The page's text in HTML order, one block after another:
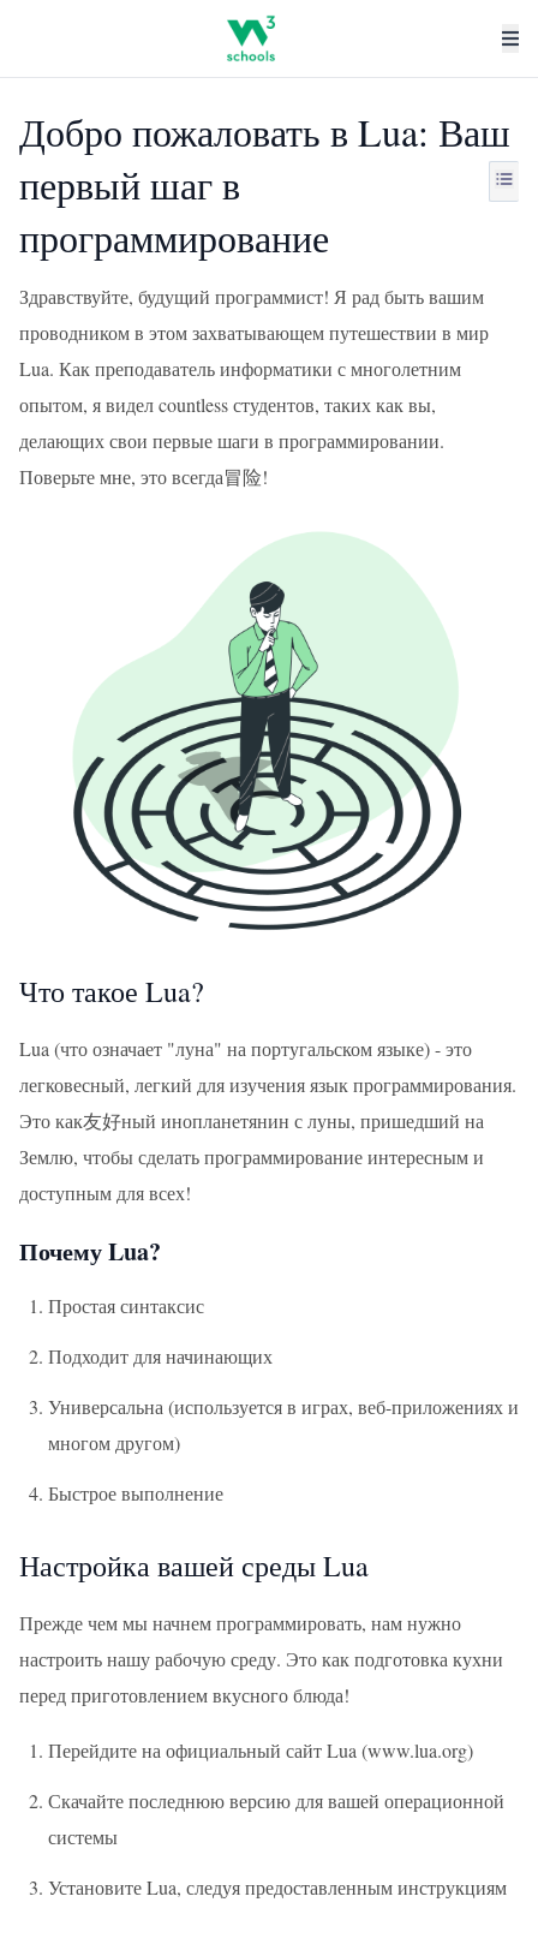
Добро пожаловать в Lua: Ваш
первый шаг в
программирование
Здравствуйте, будущий программист! Я рад быть вашим
проводником в этом захватывающем путешествии в мир
Lua. Как преподаватель информатики с многолетним
опытом, я видел countless студентов, таких как вы,
делающих свои первые шаги в программировании.
Поверьте мне, это всегда冒险!
Что такое Lua?
Lua (что означает "луна" на португальском языке) - это
легковесный, легкий для изучения язык программирования.
Это как友好ный инопланетянин с луны, пришедший на
Землю, чтобы сделать программирование интересным и
доступным для всех!
Почему Lua?
Простая синтаксис
Подходит для начинающих
Универсальна (используется в играх, веб-приложениях и
многом другом)
Быстрое выполнение
Настройка вашей среды Lua
Прежде чем мы начнем программировать, нам нужно
настроить нашу рабочую среду. Это как подготовка кухни
перед приготовлением вкусного блюда!
Перейдите на официальный сайт Lua (www.lua.org)
Скачайте последнюю версию для вашей операционной
системы
Установите Lua, следуя предоставленным инструкциям